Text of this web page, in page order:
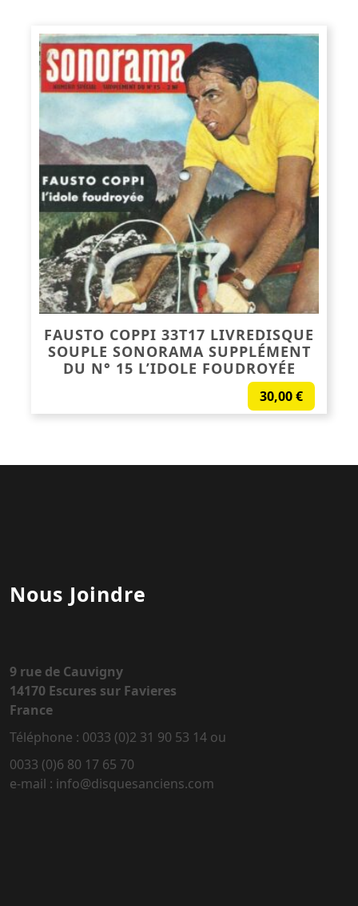
FAUSTO COPPI 33T17 LIVREDISQUE
SOUPLE SONORAMA SUPPLÉMENT
DU N° 15 L’IDOLE FOUDROYÉE
30,00€
Nous Joindre
9 rue de Cauvigny
14170 Escures sur Favieres
France
Téléphone : 0033 (0)2 31 90 53 14 ou
0033 (0)6 80 17 65 70
e-mail : info@disquesanciens.com